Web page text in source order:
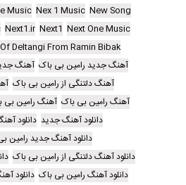
New Song
Nex 1 Music
Music
Next One Music
Next1
Next1.ir
Deltangi From Ramin Bibak
آهنگ جدید رامین بی باک آهنگ
آهنگ دلتنگی از رامین بی باک
آهنگ رامین بی باک آهنگ رامین بی
دانلود آهنگ جدید دانلود
دانلود آهنگ جدید رامین
دانلود آهنگ دلتنگی از رامین بی باک
دانلود آهنگ رامین بی باک دانلود